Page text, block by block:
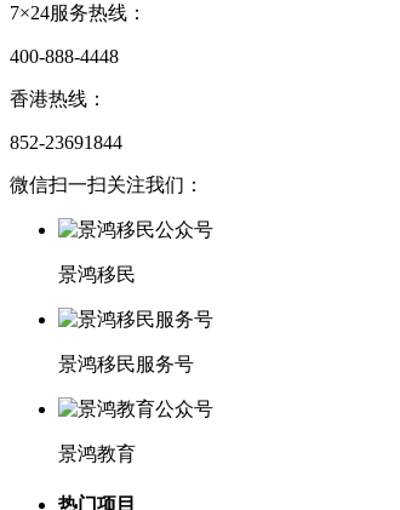
7×24服务热线：
400-888-4448
香港热线：
852-23691844
微信扫一扫关注我们：
景鸿移民
景鸿移民服务号
景鸿教育
热门项目